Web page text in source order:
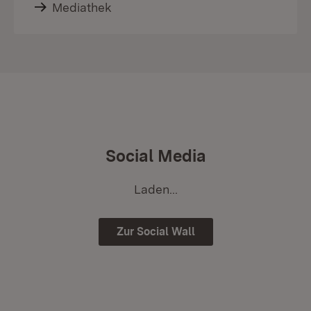
Mediathek
Social Media
Laden...
Zur Social Wall